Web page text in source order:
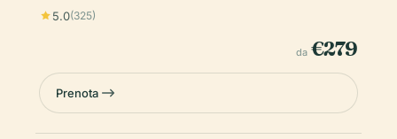
5.0(325)
da €279
Prenota